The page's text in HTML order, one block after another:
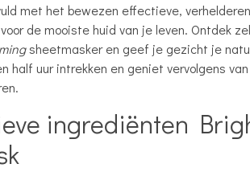
met het bewezen effectieve,
de mooiste huid van je leven. Ontdek
sheetmasker en geef je gezicht je
half uur intrekken en geniet vervolgens
ingrediënten